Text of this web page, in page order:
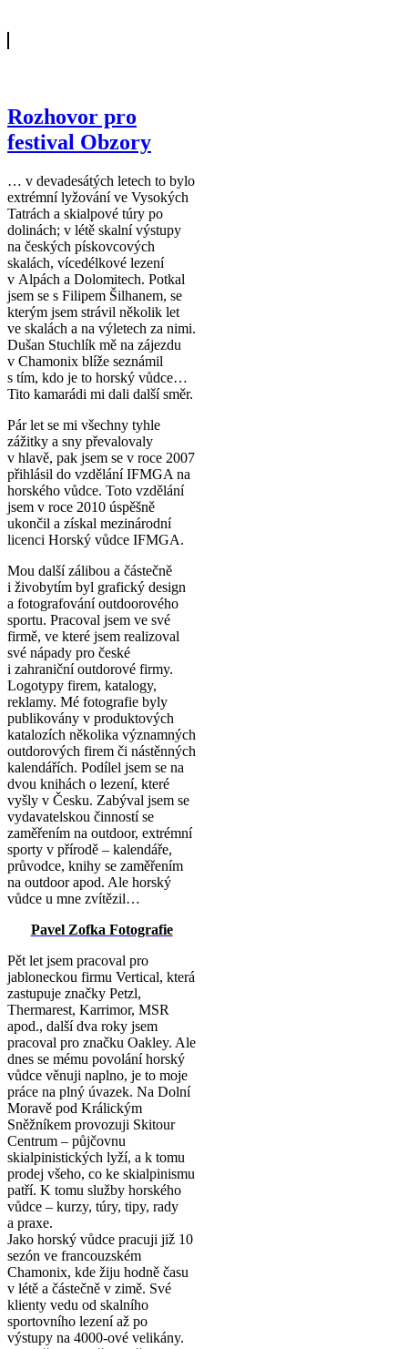
Rozhovor pro
festival Obzory
… v devadesátých letech to bylo
extrémní lyžování ve Vysokých
Tatrách a skialpové túry po
dolinách; v létě skalní výstupy
na českých pískovcových
skalách, vícedélkové lezení
v Alpách a Dolomitech. Potkal
jsem se s Filipem Šilhanem, se
kterým jsem strávil několik let
ve skalách a na výletech za nimi.
Dušan Stuchlík mě na zájezdu
v Chamonix blíže seznámil
s tím, kdo je to horský vůdce…
Tito kamarádi mi dali další směr.
Pár let se mi všechny tyhle
zážitky a sny převalovaly
v hlavě, pak jsem se v roce 2007
přihlásil do vzdělání IFMGA na
horského vůdce. Toto vzdělání
jsem v roce 2010 úspěšně
ukončil a získal mezinárodní
licenci Horský vůdce IFMGA.
Mou další zálibou a částečně
i živobytím byl grafický design
a fotografování outdoorového
sportu. Pracoval jsem ve své
firmě, ve které jsem realizoval
své nápady pro české
i zahraniční outdorové firmy.
Logotypy firem, katalogy,
reklamy. Mé fotografie byly
publikovány v produktových
katalozích několika významných
outdorových firem či nástěnných
kalendářích. Podílel jsem se na
dvou knihách o lezení, které
vyšly v Česku. Zabýval jsem se
vydavatelskou činností se
zaměřením na outdoor, extrémní
sporty v přírodě – kalendáře,
průvodce, knihy se zaměřením
na outdoor apod. Ale horský
vůdce u mne zvítězil…
Pavel Zofka Fotografie
Pět let jsem pracoval pro
jabloneckou firmu Vertical, která
zastupuje značky Petzl,
Thermarest, Karrimor, MSR
apod., další dva roky jsem
pracoval pro značku Oakley. Ale
dnes se mému povolání horský
vůdce věnuji naplno, je to moje
práce na plný úvazek. Na Dolní
Moravě pod Králickým
Sněžníkem provozuji Skitour
Centrum – půjčovnu
skialpinistických lyží, a k tomu
prodej všeho, co ke skialpinismu
patří. K tomu služby horského
vůdce – kurzy, túry, tipy, rady
a praxe.
Jako horský vůdce pracuji již 10
sezón ve francouzském
Chamonix, kde žiju hodně času
v létě a částečně v zimě. Své
klienty vedu od skalního
sportovního lezení až po
výstupy na 4000-ové velikány.